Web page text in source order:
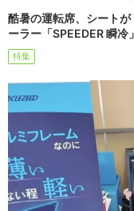
酷暑の運転席、シート
ーラー「SPEEDER 瞬
特集